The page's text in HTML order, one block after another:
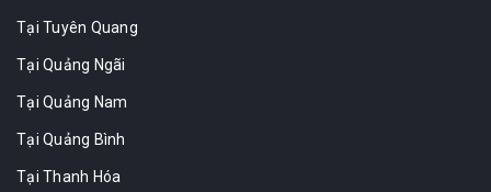
Tại Tuyên Quang
Tại Quảng Ngãi
Tại Quảng Nam
Tại Quảng Bình
Tại Thanh Hóa